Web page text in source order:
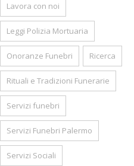
Lavora con noi
Leggi Polizia Mortuaria
Onoranze Funebri Ricerca
Rituali e Tradizioni Funerarie
Servizi funebri
Servizi Funebri Palermo
Servizi Sociali